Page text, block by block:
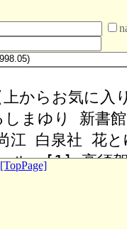
[TopPage]